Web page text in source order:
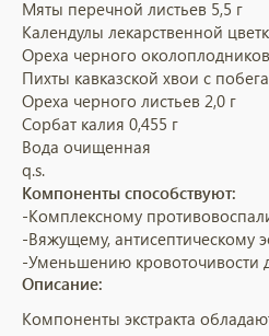
Мяты перечной листьев 5,5 г
Календулы лекарственной
Ореха черного
Пихты кавказской хвои с
Ореха черного листьев 2,0 г
Сорбат калия 0,455 г
Вода очищенная
q.s.
Компоненты способствуют:
-Комплексному
-Вяжущему, антисептическому
-Уменьшению кровоточивости
Описание:
Компоненты экстракта